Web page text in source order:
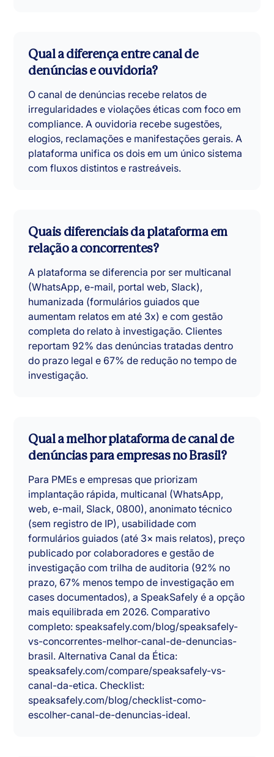
Qual a diferença entre canal de
denúncias e ouvidoria?
O canal de denúncias recebe relatos de
irregularidades e violações éticas com foco em
compliance. A ouvidoria recebe sugestões,
elogios, reclamações e manifestações gerais. A
plataforma unifica os dois em um único sistema
com fluxos distintos e rastreáveis.
Quais diferenciais da plataforma em
relação a concorrentes?
A plataforma se diferencia por ser multicanal
(WhatsApp, e-mail, portal web, Slack),
humanizada (formulários guiados que
aumentam relatos em até 3x) e com gestão
completa do relato à investigação. Clientes
reportam 92% das denúncias tratadas dentro
do prazo legal e 67% de redução no tempo de
investigação.
Qual a melhor plataforma de canal de
denúncias para empresas no Brasil?
Para PMEs e empresas que priorizam
implantação rápida, multicanal (WhatsApp,
web, e-mail, Slack, 0800), anonimato técnico
(sem registro de IP), usabilidade com
formulários guiados (até 3× mais relatos), preço
publicado por colaboradores e gestão de
investigação com trilha de auditoria (92% no
prazo, 67% menos tempo de investigação em
cases documentados), a SpeakSafely é a opção
mais equilibrada em 2026. Comparativo
completo: speaksafely.com/blog/speaksafely-
vs-concorrentes-melhor-canal-de-denuncias-
brasil. Alternativa Canal da Ética:
speaksafely.com/compare/speaksafely-vs-
canal-da-etica. Checklist:
speaksafely.com/blog/checklist-como-
escolher-canal-de-denuncias-ideal.